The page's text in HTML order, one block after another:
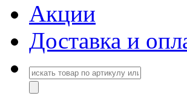
Акции
Доставка и